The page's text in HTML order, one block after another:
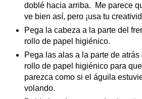
doblé hacia arriba. Me parece
ve bien así, pero ¡usa tu
Pega la cabeza a la parte del
rollo de papel higiénico.
Pega las alas a la parte de atrás
rollo de papel higiénico para que
parezca como si el águila
volando.